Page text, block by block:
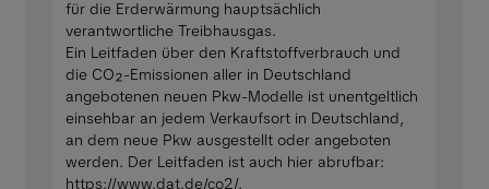
für die Erderwärmung hauptsächlich
verantwortliche Treibhausgas.
Ein Leitfaden über den Kraftstoffverbrauch und
die CO₂-Emissionen aller in Deutschland
angebotenen neuen Pkw-Modelle ist unentgeltlich
einsehbar an jedem Verkaufsort in Deutschland,
an dem neue Pkw ausgestellt oder angeboten
werden. Der Leitfaden ist auch hier abrufbar:
https://www.dat.de/co2/.